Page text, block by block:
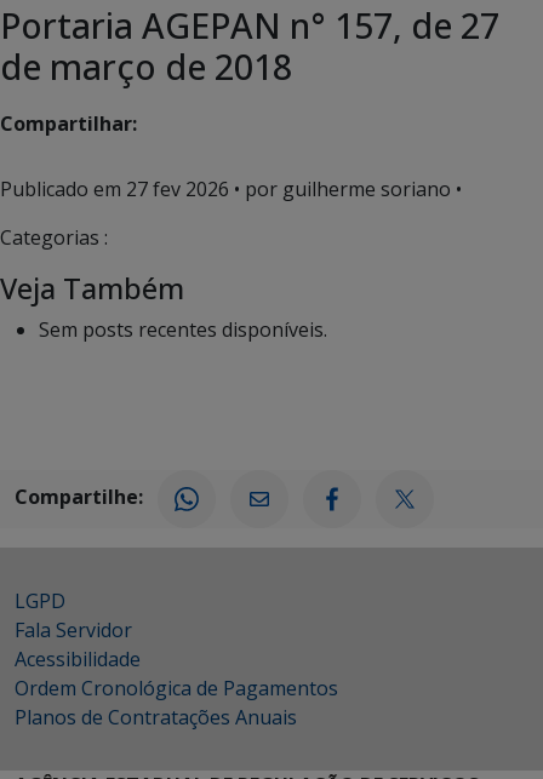
Portaria AGEPAN n° 157, de 27
de março de 2018
Compartilhar:
Publicado em 27 fev 2026 • por guilherme soriano •
Categorias :
Veja Também
Sem posts recentes disponíveis.
Compartilhe:
LGPD
Fala Servidor
Acessibilidade
Ordem Cronológica de Pagamentos
Planos de Contratações Anuais